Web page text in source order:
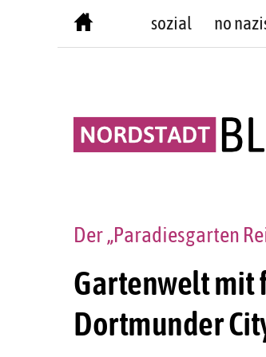
sozial no
Gartenwelt mit
Dortmunder
Der „Paradiesgarten